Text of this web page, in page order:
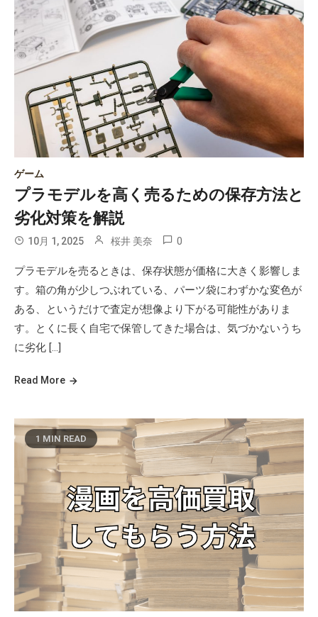
ゲーム
プラモデルを高く売るための保存方法と
劣化対策を解説
10月 1, 2025 桜井 美奈 0
プラモデルを売るときは、保存状態が価格に大きく影響しま
す。箱の角が少しつぶれている、パーツ袋にわずかな変色が
ある、というだけで査定が想像より下がる可能性がありま
す。とくに長く自宅で保管してきた場合は、気づかないうち
に劣化 […]
Read More
1 MIN READ